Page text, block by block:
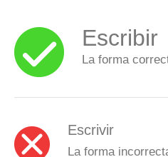
Escribir
La forma
Escrivir
La forma